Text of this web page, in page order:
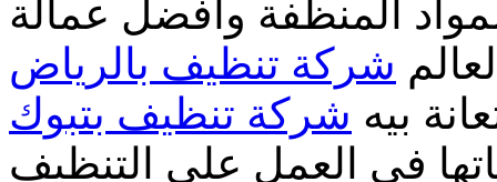
المنظفة وأفضل عمالة
شركة تنظيف بالرياض
بيه شركة تنظيف بتبوك
في العمل على التنظيف